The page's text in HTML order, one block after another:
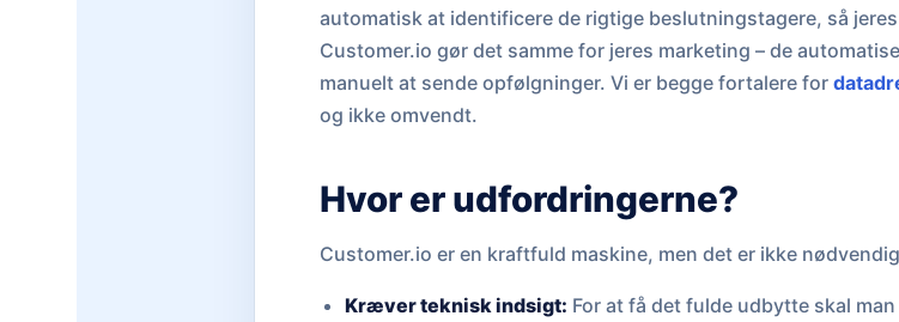
automatisk at identificere de rigtige beslutningstagere, så
Customer.io gør det samme for jeres marketing – de
manuelt at sende opfølgninger. Vi er begge fortalere for
og ikke omvendt.
Hvor er udfordringerne?
Customer.io er en kraftfuld maskine, men det er ikke
Kræver teknisk indsigt: For at få det fulde udbytte skal